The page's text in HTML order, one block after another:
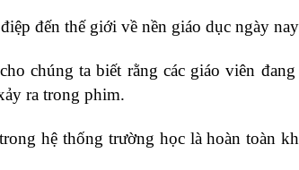
đến thế giới về nền giáo dục ngày
chúng ta biết rằng các giáo viên
ra trong phim.
hệ thống trường học là hoàn toàn